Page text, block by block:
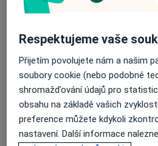
17 názorů
Recenze pacientů jsou
Specialisté nemají
odstranění nebo
Další informace.Další
Respektujeme vaše
Přijetím povolujete nám a našim
soubory cookie (nebo podobné
shromažďování údajů pro
obsahu na základě vašich
preference můžete kdykoli
nastavení. Další informace